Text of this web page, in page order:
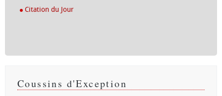
Citation du Jour
Coussins d'Exception